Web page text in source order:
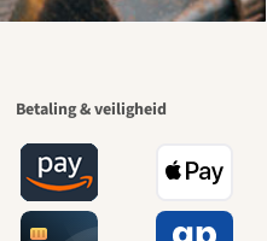
Betaling & veiligheid